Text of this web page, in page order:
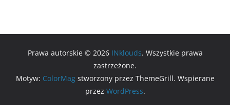
Prawa autorskie © 2026 INklouds. Wszystkie prawa
zastrzeżone.
Motyw: ColorMagstworzony przez ThemeGrill. Wspierane
przez WordPress.